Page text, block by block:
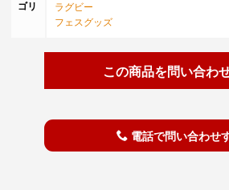
採用頂いたお客様からのお声
・出展者がお揃いのアピアランスの場
・スーツスタイルよりも涼しくノージ
ご利用シーン
・企業様の展示会ブースでの出展者様
・オフィスカジュアルの企業様ユニフォ
ゴリ
ラグビー
フェスグッズ
この商品を問い合わ
電話で問い合わせ